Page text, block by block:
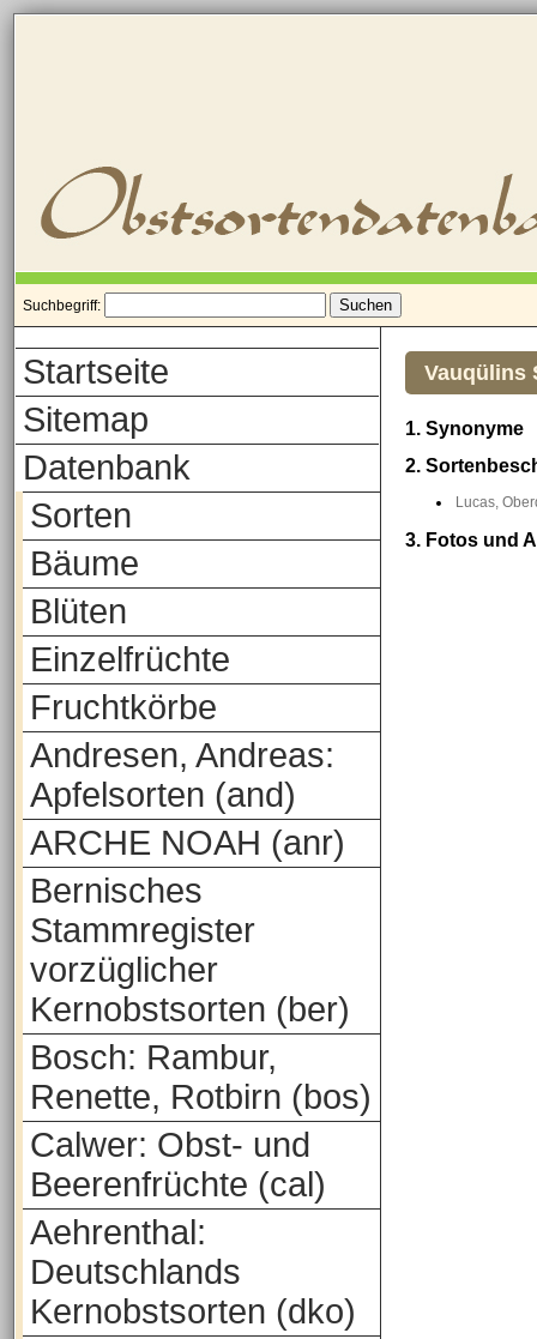
Suchbegriff:
Startseite
Sitemap
Datenbank
Sorten
Bäume
Blüten
Einzelfrüchte
Fruchtkörbe
Andresen, Andreas:
Apfelsorten (and)
ARCHE NOAH (anr)
Bernisches
Stammregister
vorzüglicher
Kernobstsorten (ber)
Bosch: Rambur,
Renette, Rotbirn (bos)
Calwer: Obst- und
Beerenfrüchte (cal)
Aehrenthal:
Deutschlands
Kernobstsorten (dko)
Vauqülins
1. Synonyme
2.
Lucas,
3. Fotos und